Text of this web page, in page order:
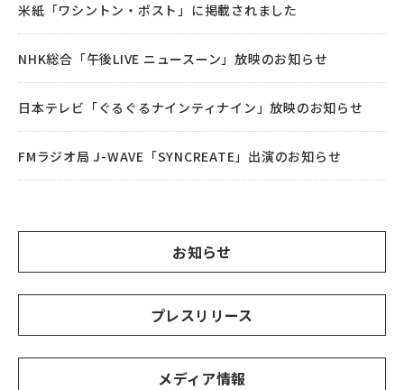
米紙「ワシントン・ポスト」に掲載されました
NHK総合「午後LIVE ニュースーン」放映のお知らせ
日本テレビ「ぐるぐるナインティナイン」放映のお知らせ
FMラジオ局 J-WAVE「SYNCREATE」出演のお知らせ
お知らせ
プレスリリース
メディア情報